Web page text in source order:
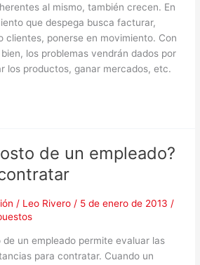
al mismo, también crecen. En
que despega busca facturar,
clientes, ponerse en movimiento. Con
los problemas vendrán dados por
los productos, ganar mercados, etc.
de un empleado?
/ Leo Rivero / 5 de enero de 2013 /
un empleado permite evaluar las
para contratar. Cuando un